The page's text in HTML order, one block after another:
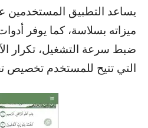
يساعد التطبيق المستخدمين
ميزاته بسلاسة، كما يوفر
ضبط سرعة التشغيل، تكرار
التي تتيح للمستخدم تخصيص